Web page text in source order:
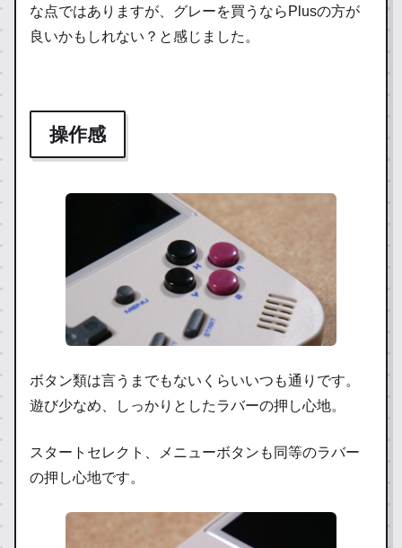
な点ではありますが、グレーを買うならPlusの方が
良いかもしれない？と感じました。
操作感
ボタン類は言うまでもないくらいいつも通りです。
遊び少なめ、しっかりとしたラバーの押し心地。
スタートセレクト、メニューボタンも同等のラバー
の押し心地です。